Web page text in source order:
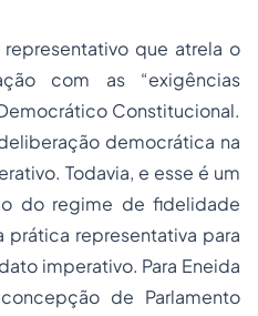
que atrela o
com as “exigências
Constitucional.
democrática na
Todavia, e esse é um
do regime de fidelidade
representativa para
imperativo. Para Eneida
de Parlamento